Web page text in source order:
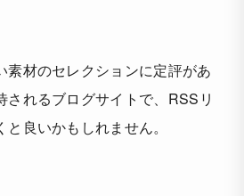
素材のセレクションに定評があ
されるブログサイトで、RSSリ
良いかもしれません。